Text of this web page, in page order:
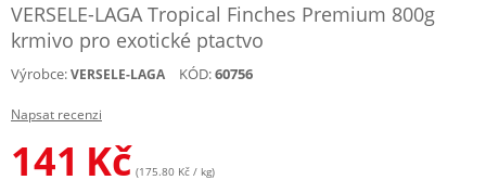
VERSELE-LAGA Tropical Finches Premium 800g
krmivo pro exotické ptactvo
Výrobce:VERSELE-LAGA KÓD:60756
Napsat recenzi
141 Kč (175.80 Kč / kg)